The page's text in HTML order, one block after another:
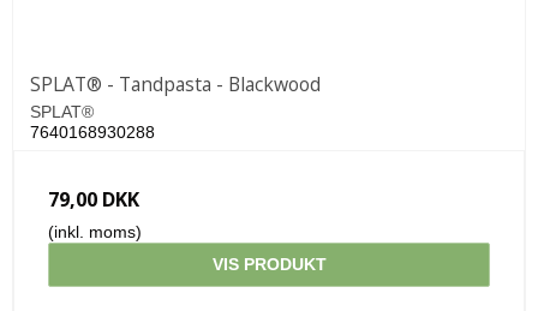
SPLAT® - Tandpasta - Blackwood
SPLAT®
7640168930288
79,00 DKK
(inkl. moms)
VIS PRODUKT